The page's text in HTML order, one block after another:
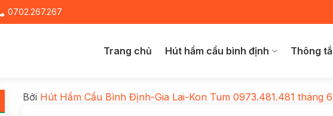
0702.267.267
Trang chủ Hút hầm cầu bình định Thông
Bởi Hút Hầm Cầu Bình Định-Gia Lai-Kon Tum 0973.481.481 tháng